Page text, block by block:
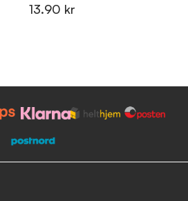
13.90 kr